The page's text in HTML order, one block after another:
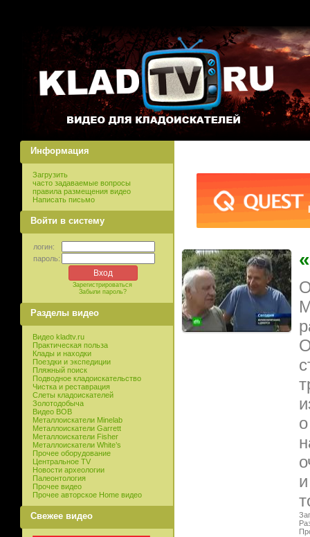
Информация
Загрузить
часто задаваемые вопросы
правила размещения видео
Написать письмо
Войти в систему
логин:
пароль:
Зарегистрироваться
Забыли пароль?
Разделы видео
Видео kladtv.ru
Практическая польза
Клады и находки
Поездки и экспедиции
Пляжный поиск
Подводное кладоискательство
Чистка и реставрация
Слеты кладоискателей
Золотодобыча
Видео ВОВ
Металлоискатели Minelab
Металлоискатели Garrett
Металлоискатели Fisher
Металлоискатели White’s
Прочее оборудование
Центральное TV
Новости археологии
Палеонтология
Прочее видео
Прочее авторское Home видео
Свежее видео